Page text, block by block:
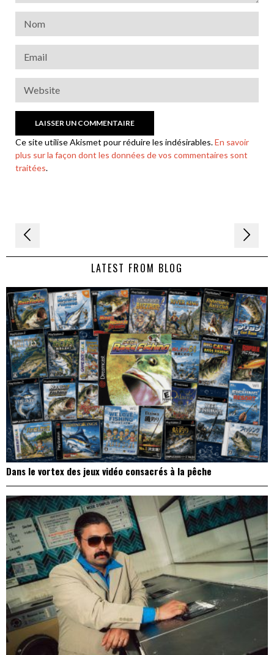
Ce site utilise Akismet pour réduire les indésirables.En savoir
plus sur la façon dont les données de vos commentaires sont
traitées.
Navigation
de LATEST FROM BLOG
Dans le vortex des jeux vidéo consacrés à la pêche